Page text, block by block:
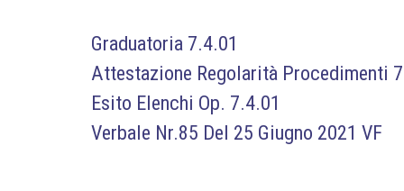
Graduatoria 7.4.01
Attestazione Regolarità Procedimenti
Esito Elenchi Op. 7.4.01
Verbale Nr.85 Del 25 Giugno 2021 VF